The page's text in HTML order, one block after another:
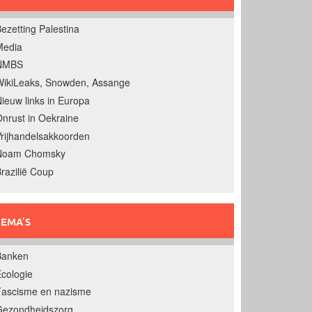
Palestina
Snowden, Assange
links in Europa
in Oekraine
Chomsky
Coup
en nazisme